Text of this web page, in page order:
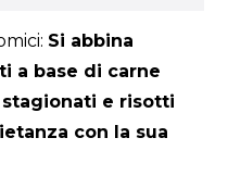
Si abbina
a base di carne
e risotti
con la sua